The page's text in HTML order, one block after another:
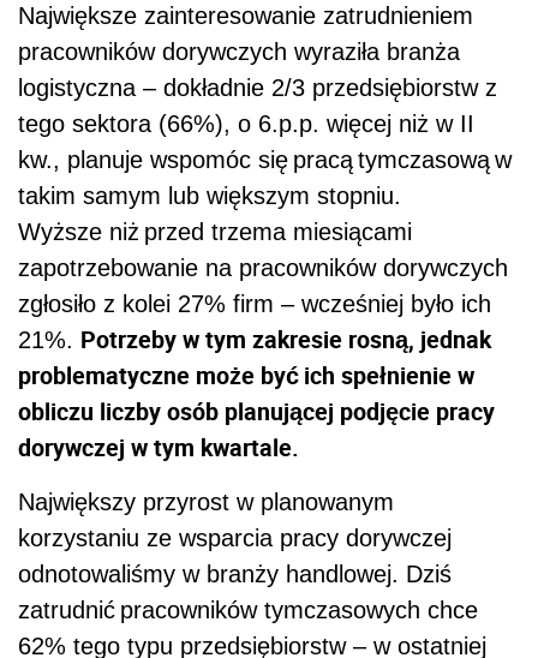
Największe zainteresowanie zatrudnieniem
pracowników dorywczych wyraziła branża
logistyczna – dokładnie 2/3 przedsiębiorstw z
tego sektora (66%), o 6.p.p. więcej niż w II
kw., planuje wspomóc się pracą tymczasową w
takim samym lub większym stopniu.
Wyższe niż przed trzema miesiącami
zapotrzebowanie na pracowników dorywczych
zgłosiło z kolei 27% firm – wcześniej było ich
21%. Potrzeby w tym zakresie rosną, jednak
problematyczne może być ich spełnienie w
obliczu liczby osób planującej podjęcie pracy
dorywczej w tym kwartale.
Największy przyrost w planowanym
korzystaniu ze wsparcia pracy dorywczej
odnotowaliśmy w branży handlowej. Dziś
zatrudnić pracowników tymczasowych chce
62% tego typu przedsiębiorstw – w ostatniej